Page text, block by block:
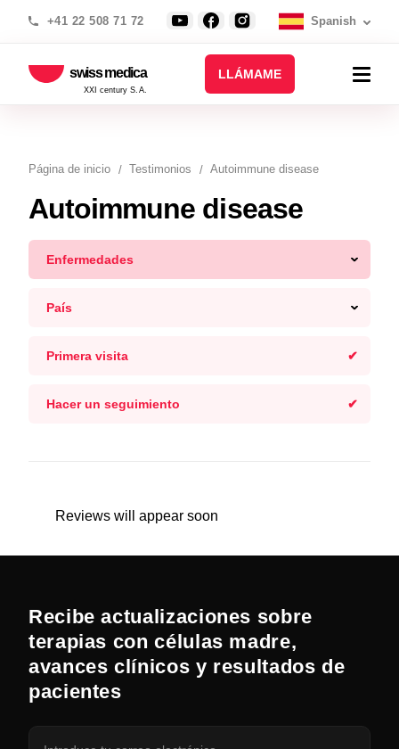
+41 22 508 71 72 Spanish
swiss medica
XXI century S.A.
LLÁMAME
Página de inicio Testimonios Autoimmune disease
Autoimmune disease
Enfermedades
País
Primera visita
Hacer un seguimiento
Reviews will appear soon
Recibe actualizaciones sobre
terapias con células madre,
avances clínicos y resultados de
pacientes